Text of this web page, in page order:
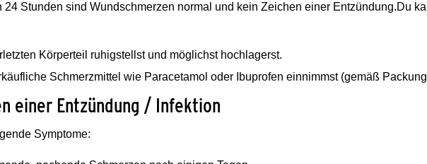
24 Stunden sind Wundschmerzen normal und kein Zeichen einer Entzündung.Du
Körperteil ruhigstellst und möglichst hochlagerst.
Schmerzmittel wie Paracetamol oder Ibuprofen einnimmst (gemäß
einer Entzündung / Infektion
Symptome: